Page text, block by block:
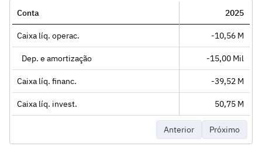
Conta 2025
Caixa líq. operac. -10,56 M
Dep. e amortização -15,00 Mil
Caixa líq. financ. -39,52 M
Caixa líq. invest. 50,75 M
Anterior Próximo